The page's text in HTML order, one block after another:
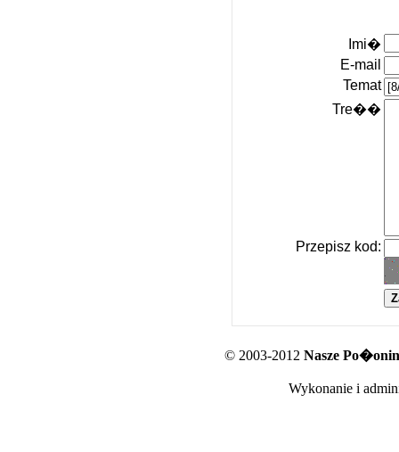
Imi�
E-mail
Temat
Tre��
Przepisz kod:
© 2003-2012 Nasze
Wykonanie i